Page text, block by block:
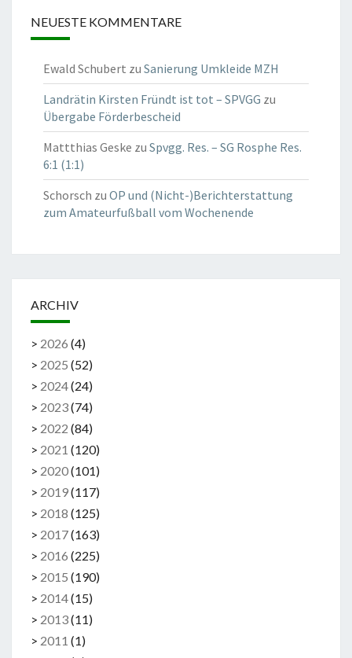
NEUESTE KOMMENTARE
Ewald Schubert zu Sanierung Umkleide MZH
Landrätin Kirsten Fründt ist tot – SPVGG zu
Übergabe Förderbescheid
Mattthias Geske zu Spvgg. Res. – SG Rosphe Res.
6:1 (1:1)
Schorsch zu OP und (Nicht-)Berichterstattung
zum Amateurfußball vom Wochenende
ARCHIV
> 2026 (4)
> 2025 (52)
> 2024(24)
> 2023(74)
> 2022 (84)
> 2021 (120)
> 2020(101)
> 2019(117)
> 2018 (125)
> 2017(163)
> 2016 (225)
> 2015 (190)
> 2014(15)
> 2013(11)
> 2011 (1)